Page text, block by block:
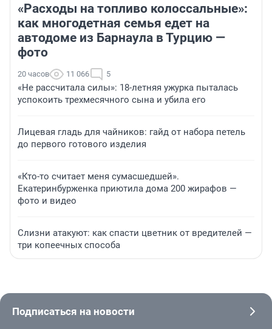
«Расходы на топливо колоссальные»:
как многодетная семья едет на
автодоме из Барнаула в Турцию —
фото
20 часов 11 066 5
«Не рассчитала силы»: 18-летняя ужурка пыталась
успокоить трехмесячного сына и убила его
Лицевая гладь для чайников: гайд от набора петель
до первого готового изделия
«Кто-то считает меня сумасшедшей».
Екатеринбурженка приютила дома 200 жирафов —
фото и видео
Слизни атакуют: как спасти цветник от вредителей —
три копеечных способа
Подписаться на новости